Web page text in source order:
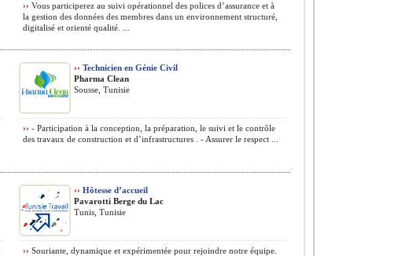
›› Vous participerez au suivi opérationnel des polices d’assurance et à
la gestion des données des membres dans un environnement structuré,
digitalisé et orienté qualité. ...
›› Technicien en Génie Civil
Pharma Clean
Sousse, Tunisie
›› - Participation à la conception, la préparation, le suivi et le contrôle
des travaux de construction et d’infrastructures . - Assurer le respect ...
›› Hôtesse d’accueil
Pavarotti Berge du Lac
Tunis, Tunisie
›› Souriante, dynamique et expérimentée pour rejoindre notre équipe.